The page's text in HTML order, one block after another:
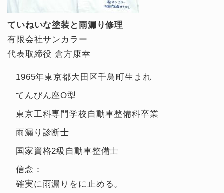
ていねいな塗装と雨漏り修理
有限会社サンカラー
代表取締役 倉方康幸
1965年東京都大田区千鳥町生まれ
てんびん座O型
東京工科専門学校自動車整備科卒業
雨漏り診断士
国家資格2級自動車整備士
信念：
確実に雨漏りをに止める。